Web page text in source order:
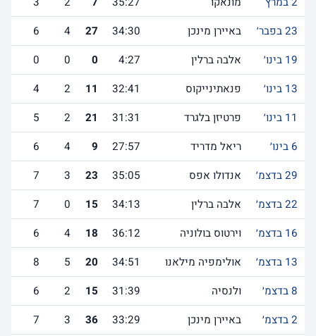
23 בפבר׳
באיירן מינכן 34:30
27
4
6
19 בינו׳
אלבה ברלין 4:27
0
0
0
13 בינו׳
פנאתינייקוס 32:41
11
2
4
11 בינו׳
פרטיזן בלגרד 31:31
21
2
5
6 בינו׳
ריאל מדריד 27:57
9
4
6
29 בדצמ׳
אנדולו אפס 35:05
23
3
7
22 בדצמ׳
אלבה ברלין 34:13
15
0
7
16 בדצמ׳
וירטוס בולוניה 36:12
18
4
6
13 בדצמ׳
אולימפיה מילאנו 34:51
20
5
8
8 בדצמ׳
ולנסיה 31:39
15
2
6
2 בדצמ׳
באיירן מינכן 33:29
36
3
7